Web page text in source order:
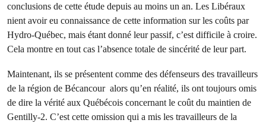
conclusions de cette étude depuis au moins un an. Les Libéraux
nient avoir eu connaissance de cette information sur les coûts par
Hydro-Québec, mais étant donné leur passif, c’est difficile à croire.
Cela montre en tout cas l’absence totale de sincérité de leur part.
Maintenant, ils se présentent comme des défenseurs des travailleurs
de la région de Bécancour alors qu’en réalité, ils ont toujours omis
de dire la vérité aux Québécois concernant le coût du maintien de
Gentilly-2. C’est cette omission qui a mis les travailleurs de la